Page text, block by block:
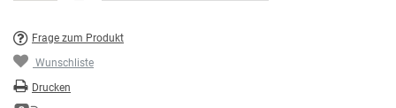
Frage zum Produkt
Wunschliste
Drucken